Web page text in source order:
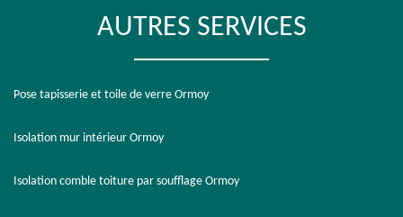
AUTRES SERVICES
Pose tapisserie et toile de verre Ormoy
Isolation mur intérieur Ormoy
Isolation comble toiture par soufflage Ormoy